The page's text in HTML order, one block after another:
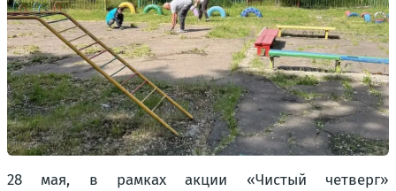
28 мая, в рамках акции «Чистый четверг»